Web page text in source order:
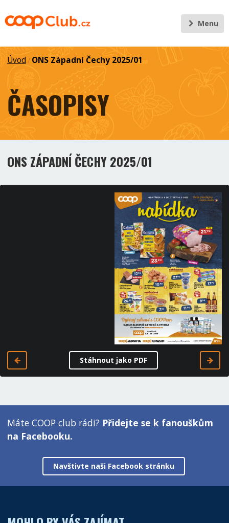
Menu
Úvod / ONS Západní Čechy 2025/01
ČASOPISY
ONS ZÁPADNÍ ČECHY 2025/01
Stáhnout jako PDF
Máte COOP club rádi? Přidejte se k fanouškům
na Facebooku.
Navštivte naši Facebook stránku